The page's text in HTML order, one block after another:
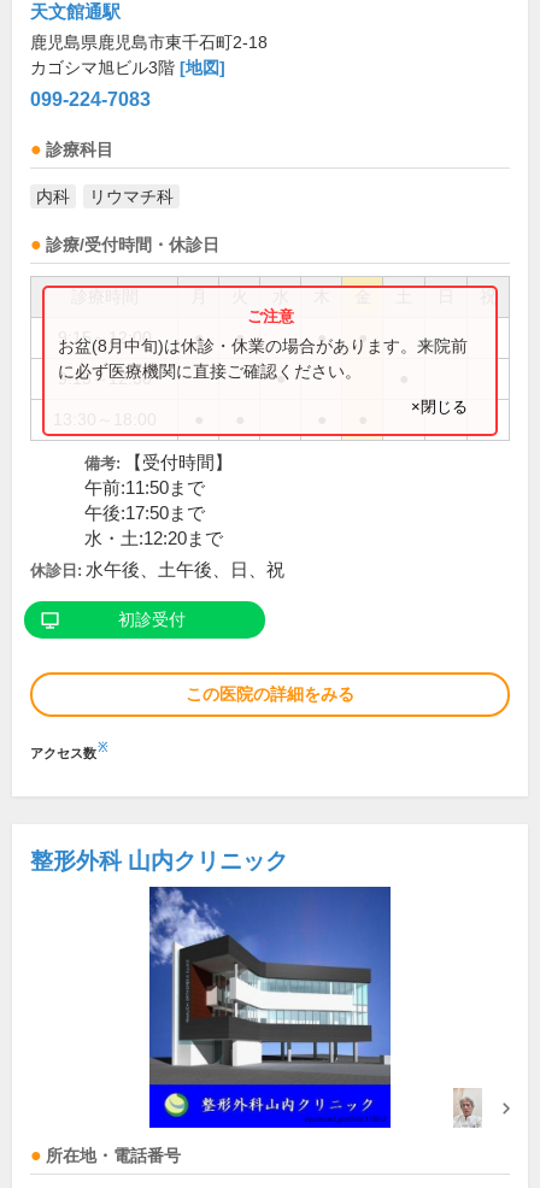
天文館通駅
鹿児島県鹿児島市東千石町2-18
カゴシマ旭ビル3階 [地図]
099-224-7083
診療科目
内科 リウマチ科
診療/受付時間・休診日
祝
9:15～12:00 ● ● ● ●
9:15～12:30 ●
お盆(8月中旬)は休診・休業の場合があります。来院前
に必ず医療機関に直接ご確認ください。
×閉じる
備考:
【受付時間】
午前:11:50まで
午後:17:50まで
水・土:12:20まで
休診日: 水午後、土午後、日、祝
初診受付
この医院の詳細をみる
アクセス数※
整形外科 山内クリニック
所在地・電話番号